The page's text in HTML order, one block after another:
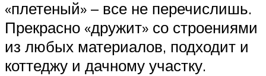
«плетеный» – все не перечислишь.
Прекрасно «дружит» со строениями
из любых материалов, подходит и
коттеджу и дачному участку.